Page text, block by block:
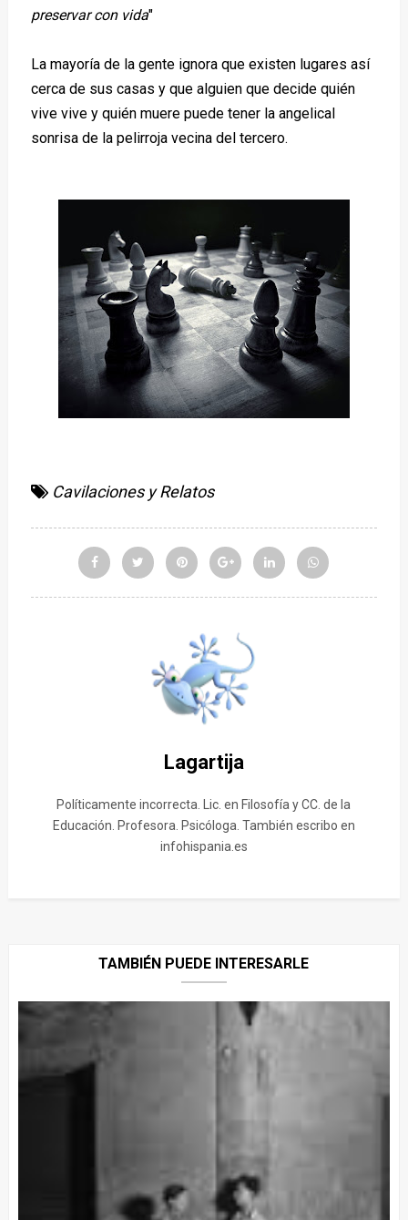
preservar con vida"
La mayoría de la gente ignora que existen lugares así
cerca de sus casas y que alguien que decide quién
vive vive y quién muere puede tener la angelical
sonrisa de la pelirroja vecina del tercero.
Cavilaciones y Relatos
Lagartija
Políticamente incorrecta. Lic. en Filosofía y CC. de la
Educación. Profesora. Psicóloga. También escribo en
infohispania.es
TAMBIÉN PUEDE INTERESARLE